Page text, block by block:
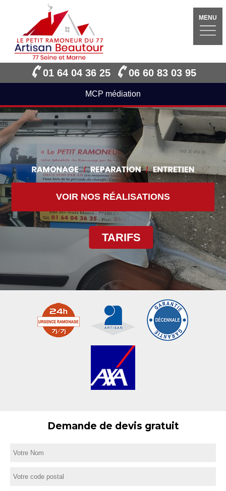
MENU
01 64 04 36 25 06 60 83 03 95
MCP médiation
VOIR NOS RÉALISATIONS
TARIFS
Demande de devis gratuit